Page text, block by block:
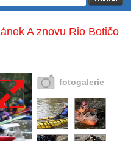
A znovu Rio Botičo
fotogalerie